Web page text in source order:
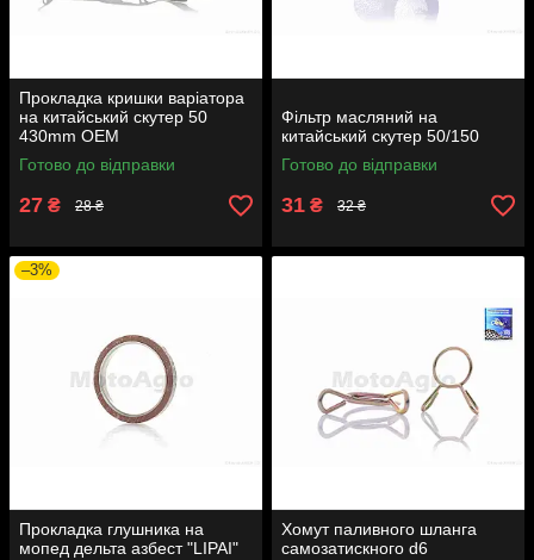
Прокладка кришки варіатора
на китайський скутер 50
430mm OEM
Готово до відправки
27 ₴ 28 ₴
Фільтр масляний на
китайський скутер 50/150
Готово до відправки
31 ₴ 32 ₴
–3%
Прокладка глушника на
мопед дельта азбест "LIPAI"
Хомут паливного шланга
самозатискного d6